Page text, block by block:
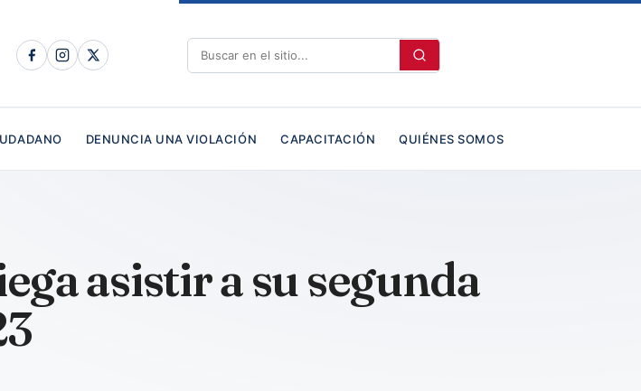
DENUNCIA UNA VIOLACIÓN CAPACITACIÓN QUIÉNES SOMOS
asistir a su segunda